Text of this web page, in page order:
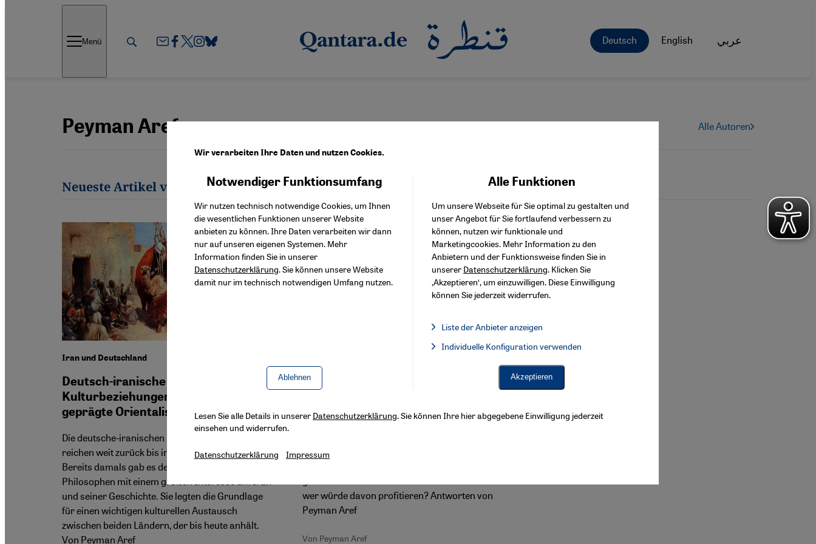
Deutsch English عربي Menü
Peyman Aref Alle Autoren
Neueste Artikel von Peyman Aref
Iran und Deutschland
Deutsch-iranische
Kulturbeziehungen: Mehr als kolonial
geprägte Orientalistik
Die deutsche-iranischen Kulturbeziehungen
reichen weit zurück bis ins 18. Jahrhundert.
Bereits damals gab es deutsche Literaten und
Philosophen mit einem großen Interesse am Iran
und seiner Geschichte. Sie legten die Grundlage
für einen wichtigen kulturellen Austausch
zwischen beiden Ländern, der bis heute anhält.
Von Peyman Aref
Eine "arabische NATO" gegen den
Saudi-Arabien und die USA wollen mit der
mehreren Golfstaaten eine "arabische NATO" zur
wer würde davon profitieren? Antworten von
Peyman Aref
Von Peyman Aref
Wir verarbeiten Ihre Daten und nutzen Cookies.
Notwendiger Funktionsumfang
Wir nutzen technisch notwendige Cookies, um Ihnen
die wesentlichen Funktionen unserer Website
anbieten zu können. Ihre Daten verarbeiten wir dann
nur auf unseren eigenen Systemen. Mehr
Information finden Sie in unserer
Datenschutzerklärung. Sie können unsere Website
damit nur im technisch notwendigen Umfang nutzen.
Ablehnen
Alle Funktionen
Um unsere Webseite für Sie optimal zu gestalten und
unser Angebot für Sie fortlaufend verbessern zu
können, nutzen wir funktionale und
Marketingcookies. Mehr Information zu den
Anbietern und der Funktionsweise finden Sie in
unserer Datenschutzerklärung. Klicken Sie
‚Akzeptieren‘, um einzuwilligen. Diese Einwilligung
können Sie jederzeit widerrufen.
Liste der Anbieter anzeigen
Facebook Embed / Facebook Connect, Google Maps Embed, Google Tag Manager, Instagram Embed,
Facebook Embed / Facebook Connect
Twitter Embed
Instagram Embed
Youtube Embed
Google Maps Embed
Individuelle Konfiguration verwenden
Akzeptieren
Lesen Sie alle Details in unserer Datenschutzerklärung. Sie können Ihre hier abgegebene Einwilligung jederzeit
einsehen und widerrufen.
Datenschutzerklärung Impressum